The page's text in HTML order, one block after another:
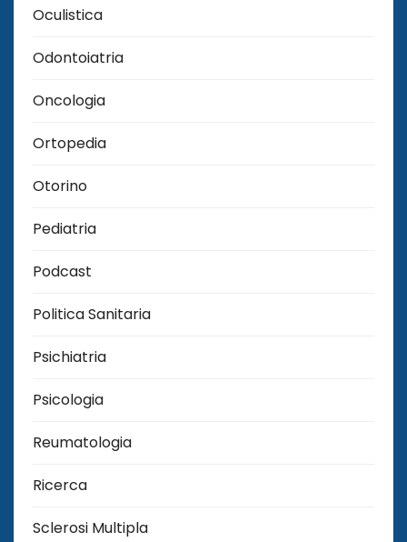
Oculistica
Odontoiatria
Oncologia
Ortopedia
Otorino
Pediatria
Podcast
Politica Sanitaria
Psichiatria
Psicologia
Reumatologia
Ricerca
Sclerosi Multipla